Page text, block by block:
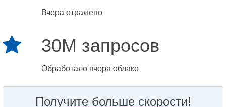
Вчера отражено
30M запросов
Обработало вчера облако
Получите больше скорости!